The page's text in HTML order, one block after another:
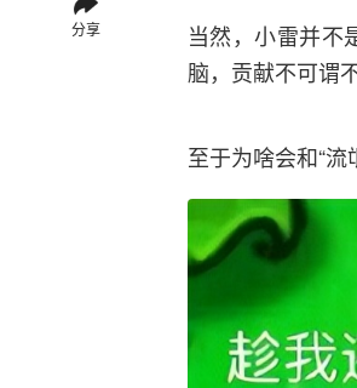
分享
当然，小雷并不
脑，贡献不可谓
至于为啥会和“流